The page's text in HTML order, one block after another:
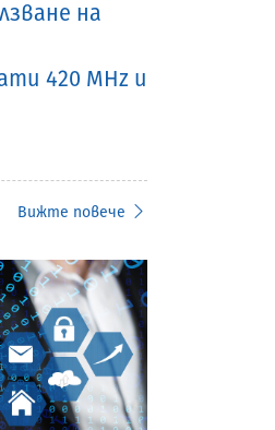
на
420 MHz и
Вижте повече